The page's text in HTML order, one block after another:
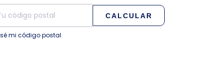
CALCULAR
mi código postal